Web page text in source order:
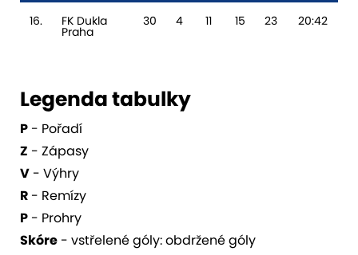
16. FK Dukla
Praha
30 4 11 15 23 20:42
Legenda tabulky
P - Pořadí
Z - Zápasy
V - Výhry
R - Remízy
P - Prohry
Skóre - vstřelené góly: obdržené góly